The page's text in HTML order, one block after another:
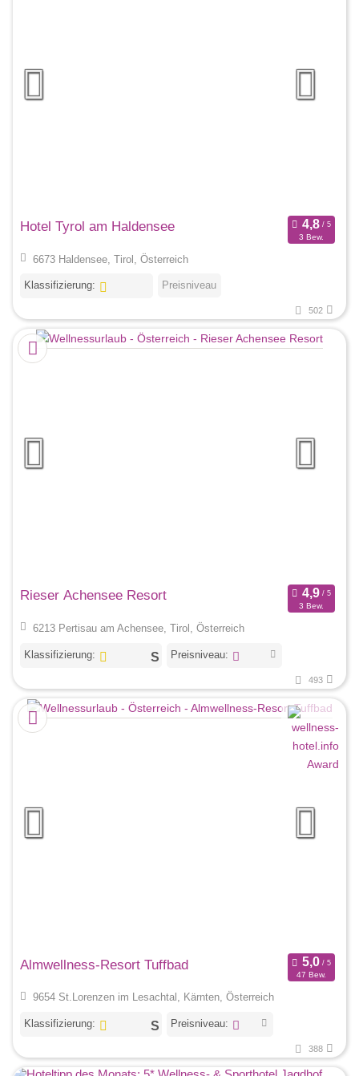
Hotel Tyrol am Haldensee
3 Bew.
6673 Haldensee, Tirol, Österreich
Klassifizierung: Preisniveau
502
Rieser Achensee Resort
3 Bew.
6213 Pertisau am Achensee, Tirol, Österreich
Klassifizierung: Preisniveau:
493
Almwellness-Resort Tuffbad
47 Bew.
9654 St.Lorenzen im Lesachtal, Kärnten, Österreich
Klassifizierung: Preisniveau:
388